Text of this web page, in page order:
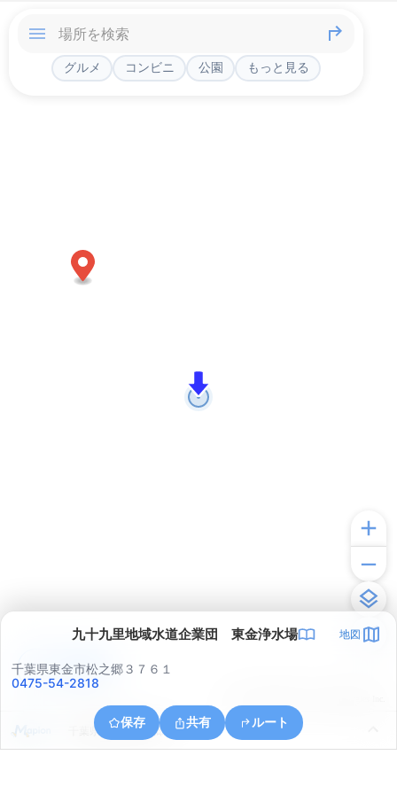
グルメ コンビニ 公園 もっと見る
九十九里地域水道企業団 東金浄水場 地図
千葉県東金市松之郷３７６１
0475-54-2818
保存 共有 ルート
千葉県東金市松之郷
アプリで見る